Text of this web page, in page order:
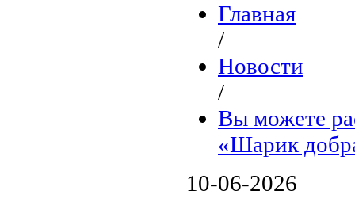
Главная
/
Новости
/
Вы можете
«Шарик
10-06-2026